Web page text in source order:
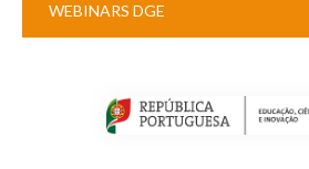
WEBINARS DGE